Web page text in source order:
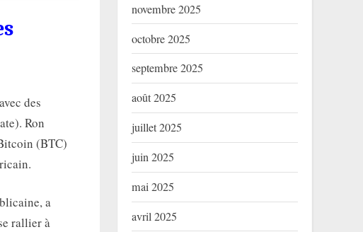
des
Ron
(BTC)
a
rallier à
novembre 2025
octobre 2025
septembre 2025
août 2025
juillet 2025
juin 2025
mai 2025
avril 2025